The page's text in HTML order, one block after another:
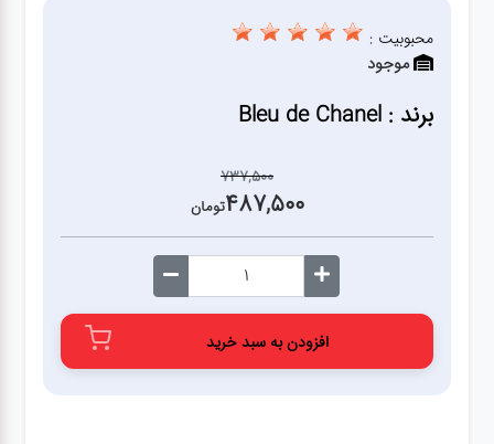
محبوبیت :
موجود
برند : Bleu de Chanel
737,500
487,500تومان
افزودن به سبد خرید